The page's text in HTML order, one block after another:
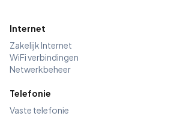
Internet
Zakelijk Internet
WiFi verbindingen
Netwerkbeheer
Telefonie
Vaste telefonie